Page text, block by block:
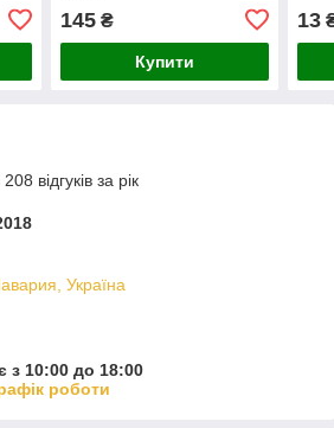
145₴
Купити
13
відгуків за рік
Україна
з 10:00 до 18:00
роботи